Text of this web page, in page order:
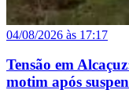
04/08/2026 às 17:17
Tensão em
motim após